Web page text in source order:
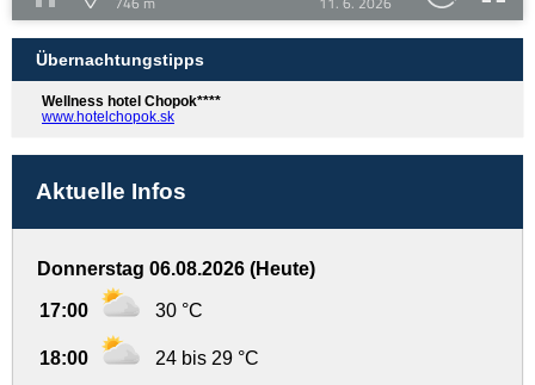
Übernachtungstipps
Wellness hotel Chopok****
www.hotelchopok.sk
Aktuelle Infos
Donnerstag 06.08.2026 (Heute)
17:00 30 °C
18:00 24 bis 29 °C